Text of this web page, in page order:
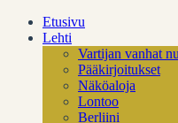
Etusivu
Lehti
Vartijan vanhat
Pääkirjoitukset
Näköaloja
Lontoo
Berliini